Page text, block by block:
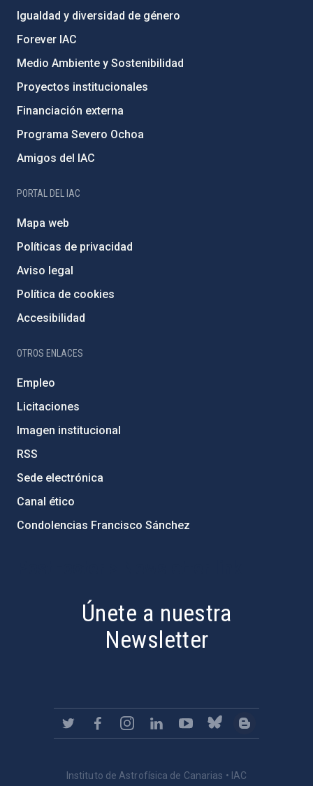
Igualdad y diversidad de género
Forever IAC
Medio Ambiente y Sostenibilidad
Proyectos institucionales
Financiación externa
Programa Severo Ochoa
Amigos del IAC
PORTAL DEL IAC
Mapa web
Políticas de privacidad
Aviso legal
Política de cookies
Accesibilidad
OTROS ENLACES
Empleo
Licitaciones
Imagen institucional
RSS
Sede electrónica
Canal ético
Condolencias Francisco Sánchez
Únete a nuestra
Newsletter
Instituto de Astrofísica de Canarias • IAC